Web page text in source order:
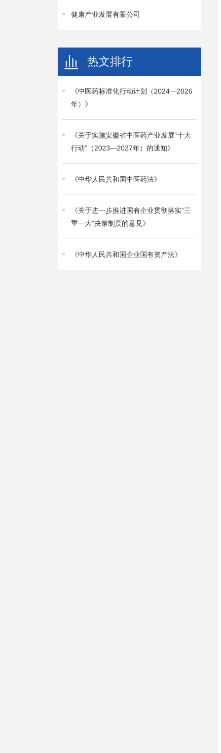
健康产业发展有限公司
热文排行
《中医药标准化行动计划（2024—2026
年）》
《关于实施安徽省中医药产业发展“十大
行动”（2023—2027年）的通知》
《中华人民共和国中医药法》
《关于进一步推进国有企业贯彻落实“三
重一大”决策制度的意见》
《中华人民共和国企业国有资产法》